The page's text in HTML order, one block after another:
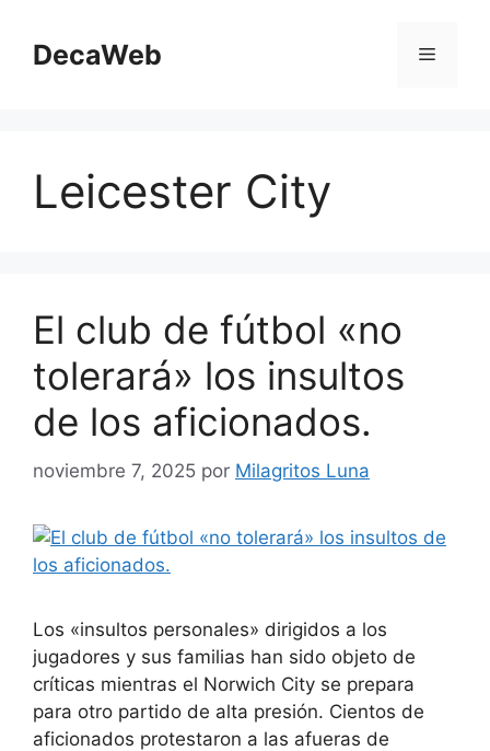
contenido
DecaWeb Menú
Leicester City
El club de fútbol «no
tolerará» los insultos
de los aficionados.
noviembre 7, 2025 por Milagritos Luna
Los «insultos personales» dirigidos a los
jugadores y sus familias han sido objeto de
críticas mientras el Norwich City se prepara
para otro partido de alta presión. Cientos de
aficionados protestaron a las afueras de